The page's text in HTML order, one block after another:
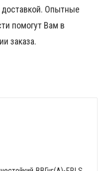
Опытные
помогут Вам в
заказа.